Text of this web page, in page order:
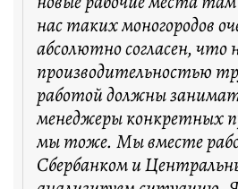
нас таких моногородов
абсолютно согласен, что
производительностью
работой должны
менеджеры конкретных
мы тоже. Мы вместе
Сбербанком и